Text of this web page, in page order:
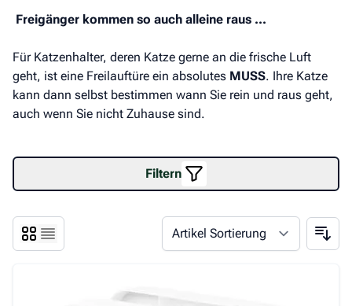
Freigänger kommen so auch alleine raus ...
Für Katzenhalter, deren Katze gerne an die frische Luft
geht, ist eine Freilauftüre ein absolutes MUSS. Ihre Katze
kann dann selbst bestimmen wann Sie rein und raus geht,
auch wenn Sie nicht Zuhause sind.
Filtern